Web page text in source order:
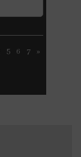
5 6 7 »